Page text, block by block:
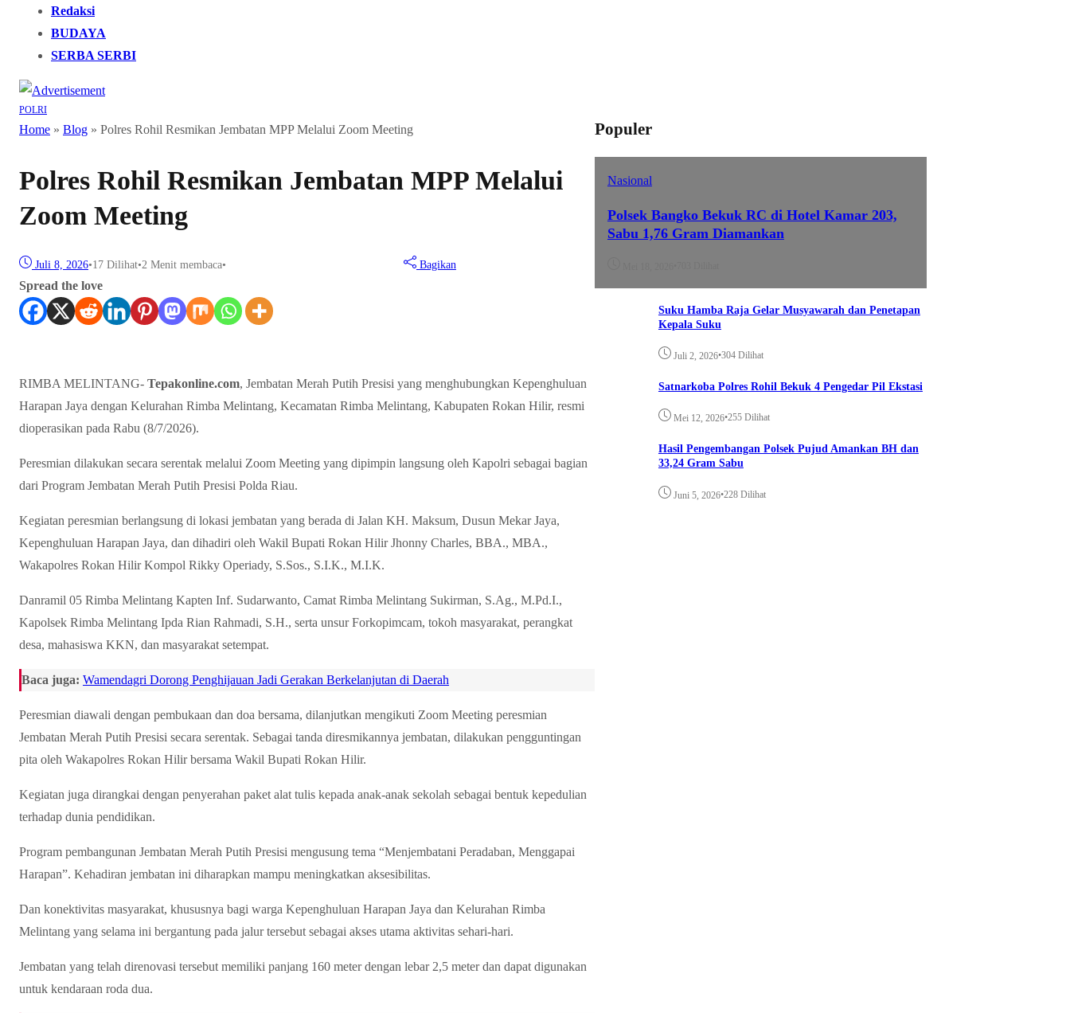
Redaksi
BUDAYA
SERBA SERBI
POLRI
Home » Blog » Polres Rohil Resmikan Jembatan MPP Melalui Zoom Meeting
Polres Rohil Resmikan Jembatan MPP Melalui
Zoom Meeting
Juli 8, 2026•17 Dilihat•2 Menit membaca• Bagikan
Spread the love
RIMBA MELINTANG- Tepakonline.com, Jembatan Merah Putih Presisi yang menghubungkan Kepenghuluan
Harapan Jaya dengan Kelurahan Rimba Melintang, Kecamatan Rimba Melintang, Kabupaten Rokan Hilir, resmi
dioperasikan pada Rabu (8/7/2026).
Peresmian dilakukan secara serentak melalui Zoom Meeting yang dipimpin langsung oleh Kapolri sebagai bagian
dari Program Jembatan Merah Putih Presisi Polda Riau.
Kegiatan peresmian berlangsung di lokasi jembatan yang berada di Jalan KH. Maksum, Dusun Mekar Jaya,
Kepenghuluan Harapan Jaya, dan dihadiri oleh Wakil Bupati Rokan Hilir Jhonny Charles, BBA., MBA.,
Wakapolres Rokan Hilir Kompol Rikky Operiady, S.Sos., S.I.K., M.I.K.
Danramil 05 Rimba Melintang Kapten Inf. Sudarwanto, Camat Rimba Melintang Sukirman, S.Ag., M.Pd.I.,
Kapolsek Rimba Melintang Ipda Rian Rahmadi, S.H., serta unsur Forkopimcam, tokoh masyarakat, perangkat
desa, mahasiswa KKN, dan masyarakat setempat.
Baca juga: Wamendagri Dorong Penghijauan Jadi Gerakan Berkelanjutan di Daerah
Peresmian diawali dengan pembukaan dan doa bersama, dilanjutkan mengikuti Zoom Meeting peresmian
Jembatan Merah Putih Presisi secara serentak. Sebagai tanda diresmikannya jembatan, dilakukan pengguntingan
pita oleh Wakapolres Rokan Hilir bersama Wakil Bupati Rokan Hilir.
Kegiatan juga dirangkai dengan penyerahan paket alat tulis kepada anak-anak sekolah sebagai bentuk kepedulian
terhadap dunia pendidikan.
Program pembangunan Jembatan Merah Putih Presisi mengusung tema “Menjembatani Peradaban, Menggapai
Harapan”. Kehadiran jembatan ini diharapkan mampu meningkatkan aksesibilitas.
Dan konektivitas masyarakat, khususnya bagi warga Kepenghuluan Harapan Jaya dan Kelurahan Rimba
Melintang yang selama ini bergantung pada jalur tersebut sebagai akses utama aktivitas sehari-hari.
Jembatan yang telah direnovasi tersebut memiliki panjang 160 meter dengan lebar 2,5 meter dan dapat digunakan
untuk kendaraan roda dua.
Populer
Nasional
Polsek Bangko Bekuk RC di Hotel Kamar 203,
Sabu 1,76 Gram Diamankan
Suku Hamba Raja Gelar Musyawarah dan Penetapan
Kepala Suku
Juli 2, 2026•304 Dilihat
Satnarkoba Polres Rohil Bekuk 4 Pengedar Pil Ekstasi
Mei 12, 2026•255 Dilihat
Hasil Pengembangan Polsek Pujud Amankan BH dan
33,24 Gram Sabu
Juni 5, 2026•228 Dilihat